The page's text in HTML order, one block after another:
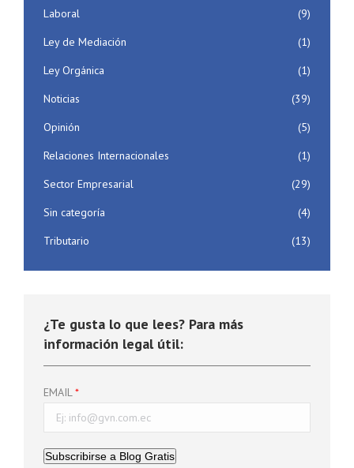
Laboral
(9)
Ley de Mediación
(1)
Ley Orgánica
(1)
Noticias
(39)
Opinión
(5)
Relaciones Internacionales
(1)
Sector Empresarial
(29)
Sin categoría
(4)
Tributario
(13)
¿Te gusta lo que lees? Para más
información legal útil:
EMAIL
Subscribirse a Blog Gratis